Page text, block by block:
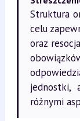
Struktura
celu
oraz
jednostki,
różnymi